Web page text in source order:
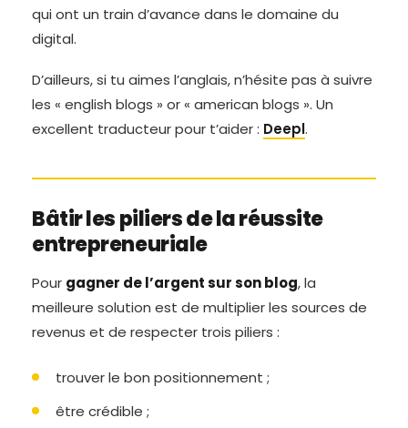
qui ont un train d’avance dans le domaine du
digital.
D’ailleurs, si tu aimes l’anglais, n’hésite pas à suivre
les « english blogs » or « american blogs ». Un
excellent traducteur pour t’aider : Deepl.
Bâtir les piliers de la réussite
entrepreneuriale
Pour gagner de l’argent sur son blog, la
meilleure solution est de multiplier les sources de
revenus et de respecter trois piliers :
trouver le bon positionnement ;
être crédible ;